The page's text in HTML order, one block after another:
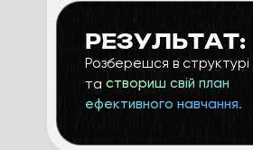
РЕЗУЛЬТАТ:
Розберешся в структурі
та створиш свій план
ефективного навчання.